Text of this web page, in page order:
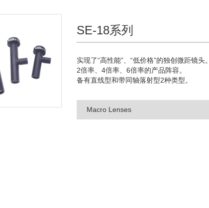
SE-18系列
实现了“高性能”、“低价格”的独创微距镜头。
2倍率、4倍率、6倍率的产品阵容。
备有直线型和带同轴落射型2种类型。
Macro Lenses